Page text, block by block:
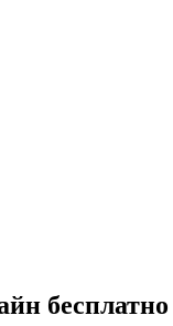
бесплатно